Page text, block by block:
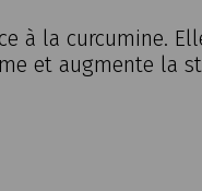
à la curcumine.
et augmente la